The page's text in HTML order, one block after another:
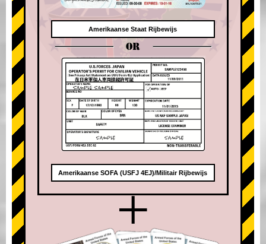
Amerikaanse Staat Rijbewijs
OR
Amerikaanse SOFA (USFJ 4EJ)/Militair Rijbewijs
+